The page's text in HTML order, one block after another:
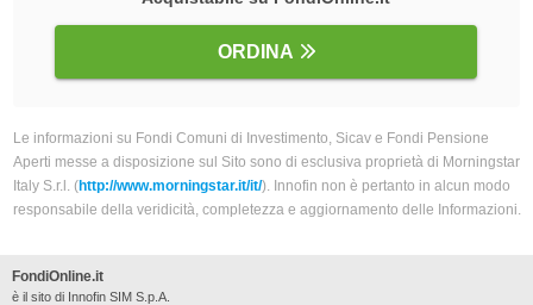
ORDINA
Le informazioni su Fondi Comuni di Investimento, Sicav e Fondi Pensione
Aperti messe a disposizione sul Sito sono di esclusiva proprietà di Morningstar
Italy S.r.l. (http://www.morningstar.it/it/). Innofin non è pertanto in alcun modo
responsabile della veridicità, completezza e aggiornamento delle Informazioni.
FondiOnline.it
è il sito di Innofin SIM S.p.A.